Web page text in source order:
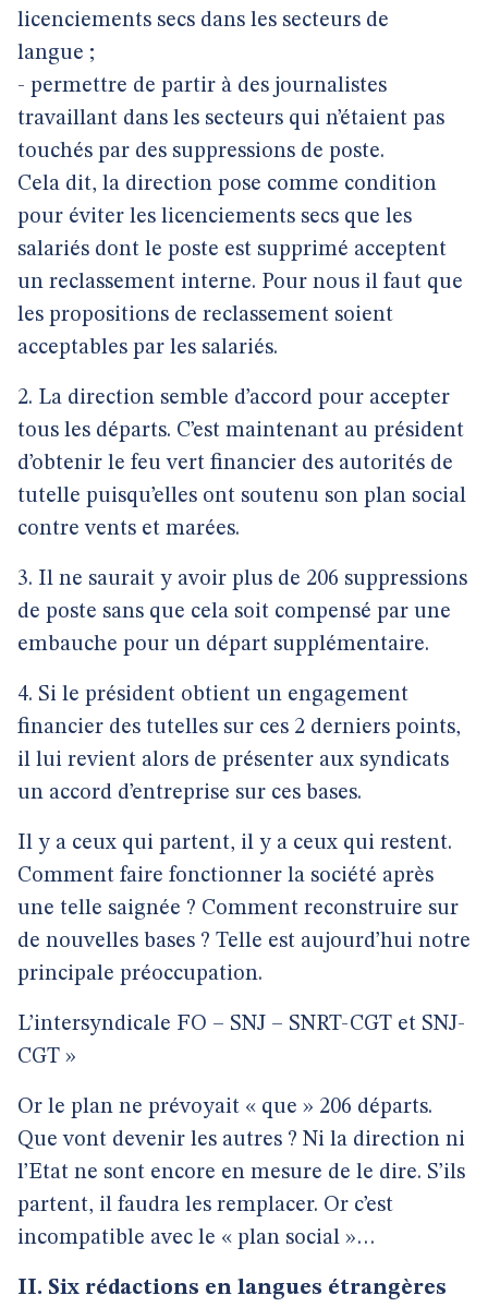
licenciements secs dans les secteurs de
langue ;
- permettre de partir à des journalistes
travaillant dans les secteurs qui n’étaient pas
touchés par des suppressions de poste.
Cela dit, la direction pose comme condition
pour éviter les licenciements secs que les
salariés dont le poste est supprimé acceptent
un reclassement interne. Pour nous il faut que
les propositions de reclassement soient
acceptables par les salariés.
2. La direction semble d’accord pour accepter
tous les départs. C’est maintenant au président
d’obtenir le feu vert financier des autorités de
tutelle puisqu’elles ont soutenu son plan social
contre vents et marées.
3. Il ne saurait y avoir plus de 206 suppressions
de poste sans que cela soit compensé par une
embauche pour un départ supplémentaire.
4. Si le président obtient un engagement
financier des tutelles sur ces 2 derniers points,
il lui revient alors de présenter aux syndicats
un accord d’entreprise sur ces bases.
Il y a ceux qui partent, il y a ceux qui restent.
Comment faire fonctionner la société après
une telle saignée ? Comment reconstruire sur
de nouvelles bases ? Telle est aujourd’hui notre
principale préoccupation.
L’intersyndicale FO – SNJ – SNRT-CGT et SNJ-
CGT »
Or le plan ne prévoyait « que » 206 départs.
Que vont devenir les autres ? Ni la direction ni
l’Etat ne sont encore en mesure de le dire. S’ils
partent, il faudra les remplacer. Or c’est
incompatible avec le « plan social »…
II. Six rédactions en langues étrangères